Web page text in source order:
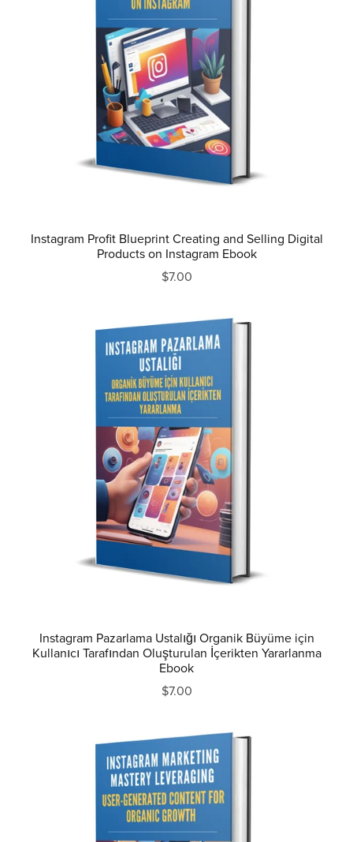
Instagram Profit Blueprint Creating and Selling Digital
Products on Instagram Ebook
$7.00
Instagram Pazarlama Ustalığı Organik Büyüme için
Kullanıcı Tarafından Oluşturulan İçerikten Yararlanma
Ebook
$7.00